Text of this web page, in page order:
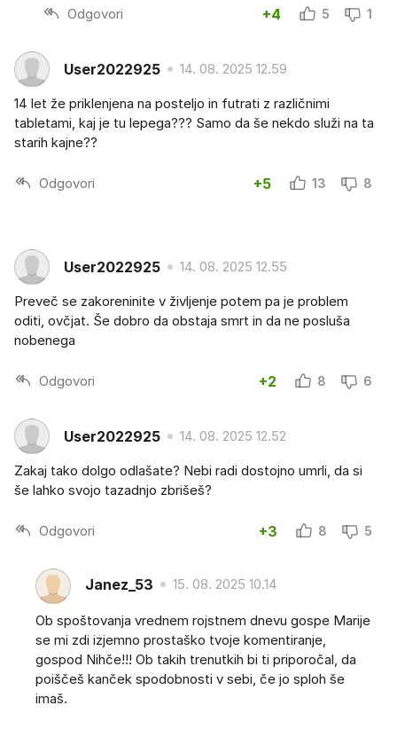
Odgovori +4 5 1
User2022925 14. 08. 2025 12.59
14 let že priklenjena na posteljo in futrati z različnimi
tabletami, kaj je tu lepega??? Samo da še nekdo služi na ta
starih kajne??
Odgovori +5 13 8
User2022925 14. 08. 2025 12.55
Preveč se zakoreninite v življenje potem pa je problem
oditi, ovčjat. Še dobro da obstaja smrt in da ne posluša
nobenega
Odgovori +2 8 6
User2022925 14. 08. 2025 12.52
Zakaj tako dolgo odlašate? Nebi radi dostojno umrli, da si
še lahko svojo tazadnjo zbrišeš?
Odgovori +3 8 5
Janez_53 15. 08. 2025 10.14
Ob spoštovanja vrednem rojstnem dnevu gospe Marije
se mi zdi izjemno prostaško tvoje komentiranje,
gospod Nihče!!! Ob takih trenutkih bi ti priporočal, da
poiščeš kanček spodobnosti v sebi, če jo sploh še
imaš.